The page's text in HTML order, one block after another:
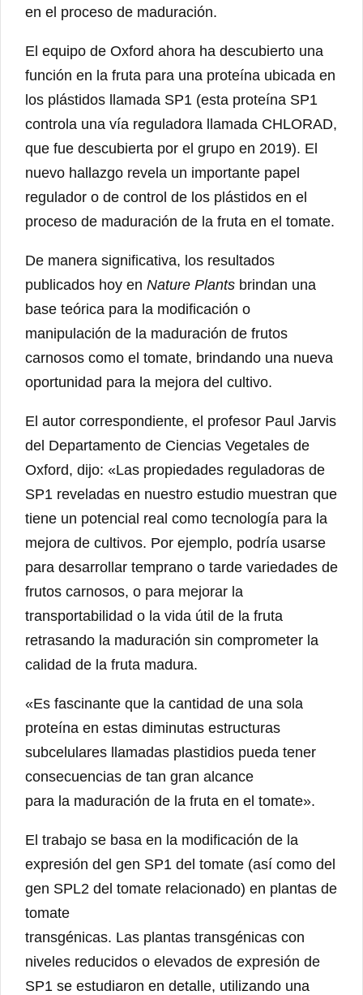
en el proceso de maduración.
El equipo de Oxford ahora ha descubierto una
función en la fruta para una proteína ubicada en
los plástidos llamada SP1 (esta proteína SP1
controla una vía reguladora llamada CHLORAD,
que fue descubierta por el grupo en 2019). El
nuevo hallazgo revela un importante papel
regulador o de control de los plástidos en el
proceso de maduración de la fruta en el tomate.
De manera significativa, los resultados
publicados hoy en Nature Plants brindan una
base teórica para la modificación o
manipulación de la maduración de frutos
carnosos como el tomate, brindando una nueva
oportunidad para la mejora del cultivo.
El autor correspondiente, el profesor Paul Jarvis
del Departamento de Ciencias Vegetales de
Oxford, dijo: «Las propiedades reguladoras de
SP1 reveladas en nuestro estudio muestran que
tiene un potencial real como tecnología para la
mejora de cultivos. Por ejemplo, podría usarse
para desarrollar temprano o tarde variedades de
frutos carnosos, o para mejorar la
transportabilidad o la vida útil de la fruta
retrasando la maduración sin comprometer la
calidad de la fruta madura.
«Es fascinante que la cantidad de una sola
proteína en estas diminutas estructuras
subcelulares llamadas plastidios pueda tener
consecuencias de tan gran alcance
para la maduración de la fruta en el tomate».
El trabajo se basa en la modificación de la
expresión del gen SP1 del tomate (así como del
gen SPL2 del tomate relacionado) en plantas de
tomate
transgénicas. Las plantas transgénicas con
niveles reducidos o elevados de expresión de
SP1 se estudiaron en detalle, utilizando una